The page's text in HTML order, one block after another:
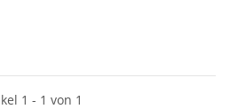
1 - 1 von 1